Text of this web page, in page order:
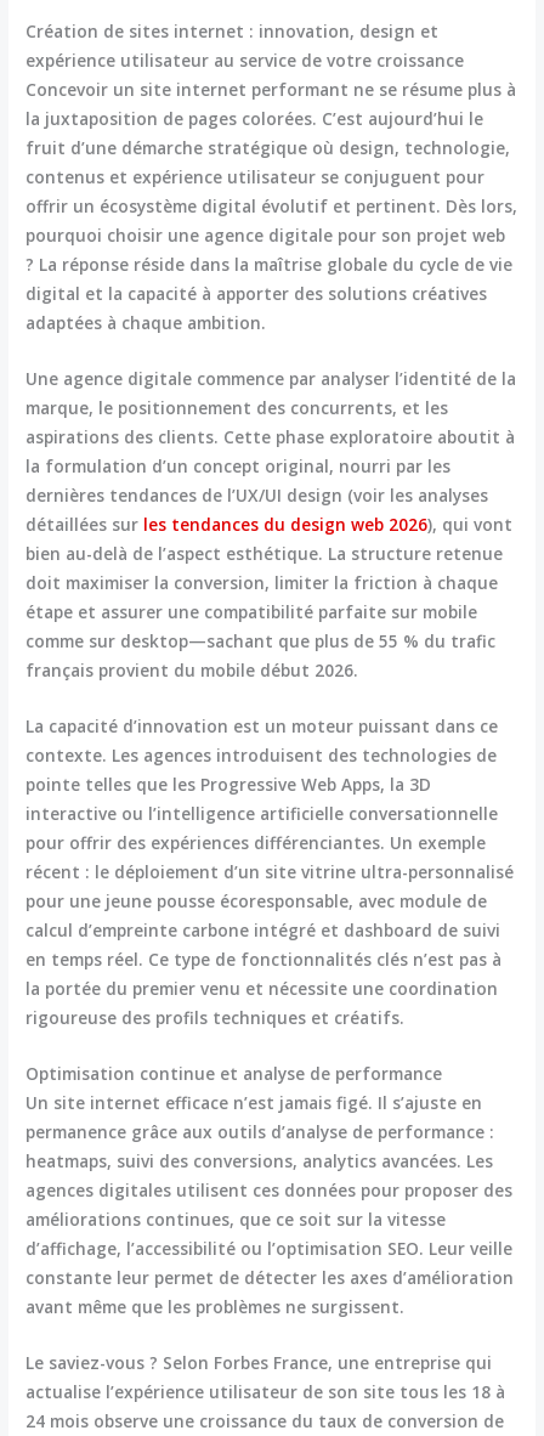
Création de sites internet : innovation, design et
expérience utilisateur au service de votre croissance
Concevoir un site internet performant ne se résume plus à
la juxtaposition de pages colorées. C’est aujourd’hui le
fruit d’une démarche stratégique où design, technologie,
contenus et expérience utilisateur se conjuguent pour
offrir un écosystème digital évolutif et pertinent. Dès lors,
pourquoi choisir une agence digitale pour son projet web
? La réponse réside dans la maîtrise globale du cycle de vie
digital et la capacité à apporter des solutions créatives
adaptées à chaque ambition.
Une agence digitale commence par analyser l’identité de la
marque, le positionnement des concurrents, et les
aspirations des clients. Cette phase exploratoire aboutit à
la formulation d’un concept original, nourri par les
dernières tendances de l’UX/UI design (voir les analyses
détaillées sur les tendances du design web 2026), qui vont
bien au-delà de l’aspect esthétique. La structure retenue
doit maximiser la conversion, limiter la friction à chaque
étape et assurer une compatibilité parfaite sur mobile
comme sur desktop—sachant que plus de 55 % du trafic
français provient du mobile début 2026.
La capacité d’innovation est un moteur puissant dans ce
contexte. Les agences introduisent des technologies de
pointe telles que les Progressive Web Apps, la 3D
interactive ou l’intelligence artificielle conversationnelle
pour offrir des expériences différenciantes. Un exemple
récent : le déploiement d’un site vitrine ultra-personnalisé
pour une jeune pousse écoresponsable, avec module de
calcul d’empreinte carbone intégré et dashboard de suivi
en temps réel. Ce type de fonctionnalités clés n’est pas à
la portée du premier venu et nécessite une coordination
rigoureuse des profils techniques et créatifs.
Optimisation continue et analyse de performance
Un site internet efficace n’est jamais figé. Il s’ajuste en
permanence grâce aux outils d’analyse de performance :
heatmaps, suivi des conversions, analytics avancées. Les
agences digitales utilisent ces données pour proposer des
améliorations continues, que ce soit sur la vitesse
d’affichage, l’accessibilité ou l’optimisation SEO. Leur veille
constante leur permet de détecter les axes d’amélioration
avant même que les problèmes ne surgissent.
Le saviez-vous ? Selon Forbes France, une entreprise qui
actualise l’expérience utilisateur de son site tous les 18 à
24 mois observe une croissance du taux de conversion de